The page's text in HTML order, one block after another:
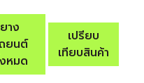
ยาง
ยนต์
หมด
เปรียบ
เทียบสินค้า